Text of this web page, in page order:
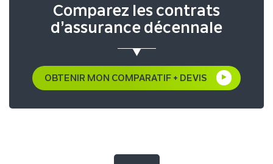
Comparez les contrats
d’assurance décennale
OBTENIR MON COMPARATIF + DEVIS